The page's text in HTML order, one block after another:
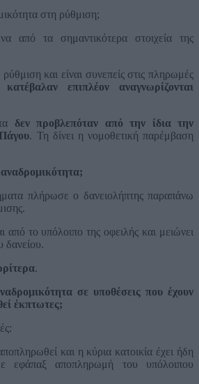
στη ρύθμιση;
από τα σημαντικότερα στοιχεία της
και είναι συνεπείς στις πληρωμές
επιπλέον αναγνωρίζονται
δεν προβλεπόταν από την ίδια την
. Τη δίνει η νομοθετική παρέμβαση
πλήρωσε ο δανειολήπτης παραπάνω
από το υπόλοιπο της οφειλής και μειώνει
δανείου.
.
σε υποθέσεις που έχουν
έκπτωτες;
:
και η κύρια κατοικία έχει ήδη
εφάπαξ αποπληρωμή του υπόλοιπου